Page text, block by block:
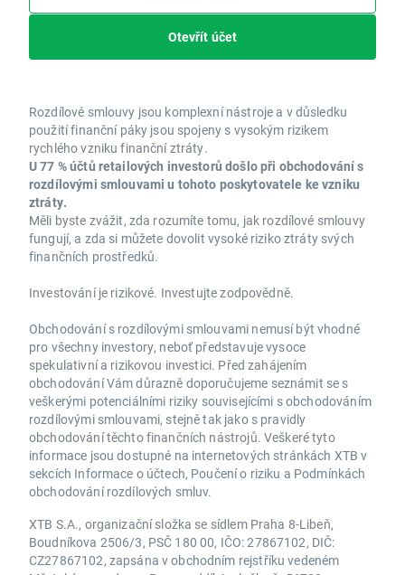
Otevřít účet
Rozdílové smlouvy jsou komplexní nástroje a v důsledku
použití finanční páky jsou spojeny s vysokým rizikem
rychlého vzniku finanční ztráty.
U 77 % účtů retailových investorů došlo při obchodování s
rozdílovými smlouvami u tohoto poskytovatele ke vzniku
ztráty.
Měli byste zvážit, zda rozumíte tomu, jak rozdílové smlouvy
fungují, a zda si můžete dovolit vysoké riziko ztráty svých
finančních prostředků.
Investování je rizikové. Investujte zodpovědně.
Obchodování s rozdílovými smlouvami nemusí být vhodné
pro všechny investory, neboť představuje vysoce
spekulativní a rizikovou investici. Před zahájením
obchodování Vám důrazně doporučujeme seznámit se s
veškerými potenciálními riziky souvisejícími s obchodováním
rozdílovými smlouvami, stejně tak jako s pravidly
obchodování těchto finančních nástrojů. Veškeré tyto
informace jsou dostupné na internetových stránkách XTB v
sekcích Informace o účtech, Poučení o riziku a Podmínkách
obchodování rozdílových smluv.
XTB S.A., organizační složka se sídlem Praha 8-Libeň,
Boudníkova 2506/3, PSČ 180 00, IČO: 27867102, DIČ:
CZ27867102, zapsána v obchodním rejstříku vedeném